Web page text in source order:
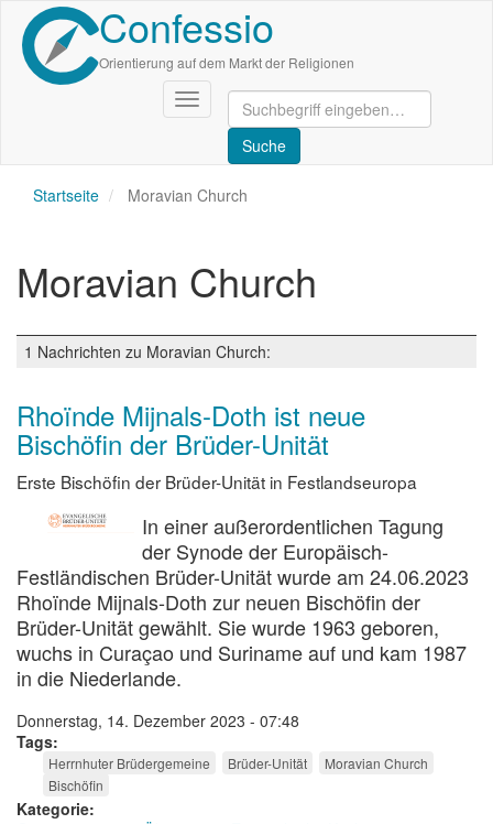
Direkt
zum
Inhalt
Confessio
Orientierung auf dem Markt der Religionen
Navigation
aktivieren/deaktivieren
Startseite Moravian Church
Moravian Church
1 Nachrichten zu Moravian Church:
Rhoïnde Mijnals-Doth ist neue
Bischöfin der Brüder-Unität
Erste Bischöfin der Brüder-Unität in Festlandseuropa
In einer außerordentlichen Tagung
der Synode der Europäisch-
Festländischen Brüder-Unität wurde am 24.06.2023
Rhoïnde Mijnals-Doth zur neuen Bischöfin der
Brüder-Unität gewählt. Sie wurde 1963 geboren,
wuchs in Curaçao und Suriname auf und kam 1987
in die Niederlande.
Donnerstag, 14. Dezember 2023 - 07:48
Tags
Herrnhuter Brüdergemeine Brüder-Unität
Moravian Church
Bischöfin
Kategorie